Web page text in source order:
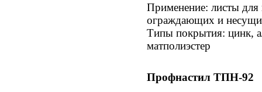
Применение: листы для
ограждающих и
Типы покрытия: цинк,
матполиэстер
Профнастил ТПН-92